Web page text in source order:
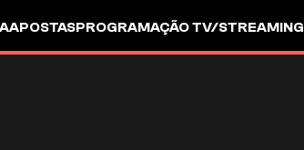
APOSTASPROGRAMAÇÃO TV/STREAMING